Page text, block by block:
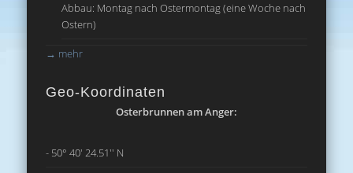
Abbau: Montag nach Ostermontag (eine Woche nach
Ostern)
→ mehr
Geo-Koordinaten
Osterbrunnen am Anger:
- 50° 40' 24.51'' N